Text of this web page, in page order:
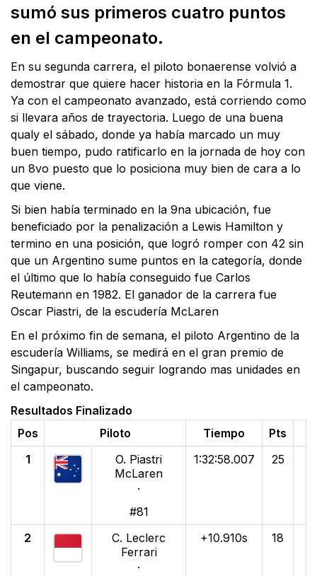
sumó sus primeros cuatro puntos
en el campeonato.
En su segunda carrera, el piloto bonaerense volvió a
demostrar que quiere hacer historia en la Fórmula 1.
Ya con el campeonato avanzado, está corriendo como
si llevara años de trayectoria. Luego de una buena
qualy el sábado, donde ya había marcado un muy
buen tiempo, pudo ratificarlo en la jornada de hoy con
un 8vo puesto que lo posiciona muy bien de cara a lo
que viene.
Si bien había terminado en la 9na ubicación, fue
beneficiado por la penalización a Lewis Hamilton y
termino en una posición, que logró romper con 42 sin
que un Argentino sume puntos en la categoría, donde
el último que lo había conseguido fue Carlos
Reutemann en 1982. El ganador de la carrera fue
Oscar Piastri, de la escudería McLaren
En el próximo fin de semana, el piloto Argentino de la
escudería Williams, se medirá en el gran premio de
Singapur, buscando seguir logrando mas unidades en
el campeonato.
Resultados Finalizado
Pos
Piloto Tiempo
Pts
1
O. Piastri
McLaren
·
#81
1:32:58.007 25
2
C. Leclerc
Ferrari
·
+10.910s 18